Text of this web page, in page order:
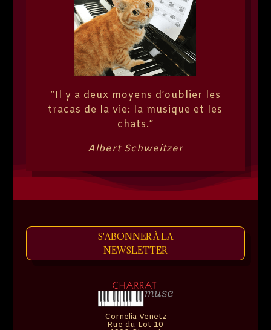
“Il y a deux moyens d’oublier les
tracas de la vie: la musique et les
chats.”
Albert Schweitzer
S'ABONNER À LA
NEWSLETTER
Cornelia Venetz
Rue du Lot 10